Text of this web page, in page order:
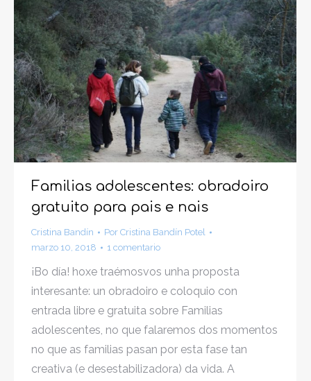
Familias adolescentes: obradoiro
gratuito para pais e nais
Cristina Bandín Por Cristina Bandín Potel
marzo 10, 2018
1 comentario
¡Bo día! hoxe traémosvos unha proposta
interesante: un obradoiro e coloquio con
entrada libre e gratuita sobre Familias
adolescentes, no que falaremos dos momentos
no que as familias pasan por esta fase tan
creativa (e desestabilizadora) da vida. A